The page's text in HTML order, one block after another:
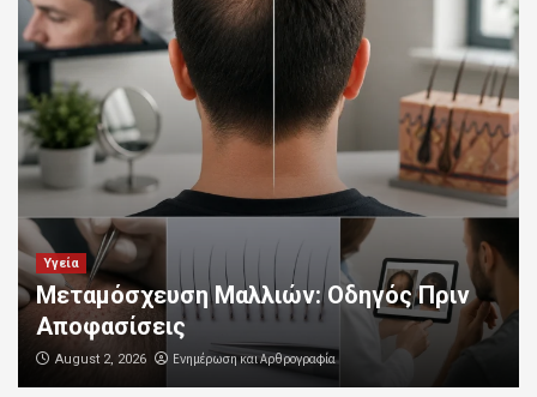
Υγεία
Μεταμόσχευση Μαλλιών: Οδηγός Πριν
Αποφασίσεις
August 2, 2026 Ενημέρωση και Αρθρογραφία